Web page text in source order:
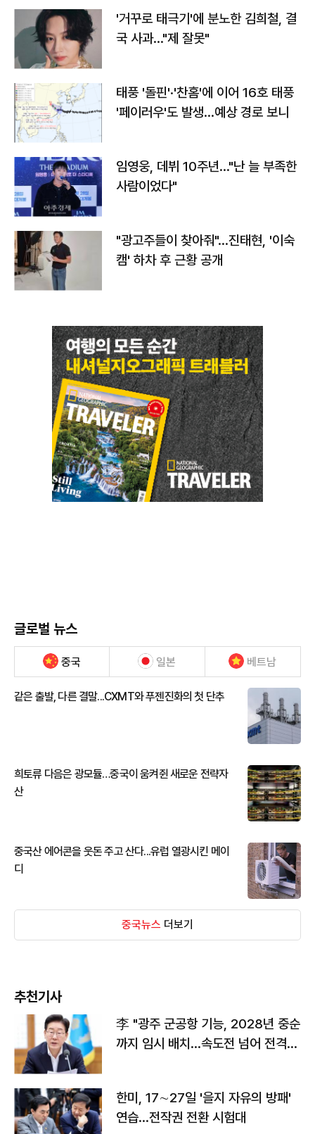
'거꾸로 태극기'에 분노한 김희철, 결
국 사과…"제 잘못"
태풍 '돌핀'·'찬홈'에 이어 16호 태풍
'페이러우'도 발생…예상 경로 보니
임영웅, 데뷔 10주년…"난 늘 부족한
사람이었다"
"광고주들이 찾아줘"…진태현, '이숙
캠' 하차 후 근황 공개
글로벌 뉴스
중국 일본 베트남
같은 출발, 다른 결말...CXMT와 푸젠진화의 첫 단추
희토류 다음은 광모듈…중국이 움켜쥔 새로운 전략자
산
중국산 에어콘을 웃돈 주고 산다...유럽 열광시킨 메이
디
중국뉴스 더보기
추천기사
李 "광주 군공항 기능, 2028년 중순
까지 임시 배치…속도전 넘어 전격
한미, 17∼27일 '을지 자유의 방패'
연습…전작권 전환 시험대